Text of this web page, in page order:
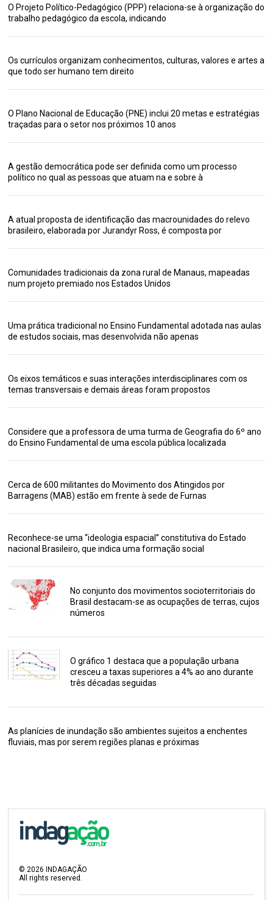
O Projeto Político-Pedagógico (PPP) relaciona-se à organização do
trabalho pedagógico da escola, indicando
Os currículos organizam conhecimentos, culturas, valores e artes a
que todo ser humano tem direito
O Plano Nacional de Educação (PNE) inclui 20 metas e estratégias
traçadas para o setor nos próximos 10 anos
A gestão democrática pode ser definida como um processo
político no qual as pessoas que atuam na e sobre à
A atual proposta de identificação das macrounidades do relevo
brasileiro, elaborada por Jurandyr Ross, é composta por
Comunidades tradicionais da zona rural de Manaus, mapeadas
num projeto premiado nos Estados Unidos
Uma prática tradicional no Ensino Fundamental adotada nas aulas
de estudos sociais, mas desenvolvida não apenas
Os eixos temáticos e suas interações interdisciplinares com os
temas transversais e demais áreas foram propostos
Considere que a professora de uma turma de Geografia do 6º ano
do Ensino Fundamental de uma escola pública localizada
Cerca de 600 militantes do Movimento dos Atingidos por
Barragens (MAB) estão em frente à sede de Furnas
Reconhece-se uma “ideologia espacial” constitutiva do Estado
nacional Brasileiro, que indica uma formação social
No conjunto dos movimentos socioterritoriais do
Brasil destacam-se as ocupações de terras, cujos
números
O gráfico 1 destaca que a população urbana
cresceu a taxas superiores a 4% ao ano durante
três décadas seguidas
As planícies de inundação são ambientes sujeitos a enchentes
fluviais, mas por serem regiões planas e próximas
©2026 INDAGAÇÃO
All rights reserved.